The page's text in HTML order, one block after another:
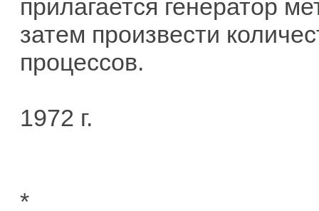
прилагается генератор
затем произвести
процессов.
1972 г.
*